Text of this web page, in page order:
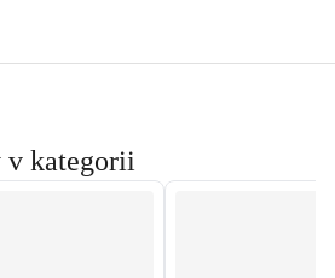
v kategorii